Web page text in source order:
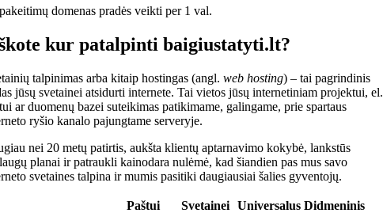
domenas pradės veikti per 1 val.
kur patalpinti baigiustatyti.lt?
talpinimas arba kitaip hostingas (angl. web hosting) – tai pagrindinis
jūsų svetainei atsidurti internete. Tai vietos jūsų internetiniam projektui, el.
ar duomenų bazei suteikimas patikimame, galingame, prie spartaus
ryšio kanalo pajungtame serveryje.
nei 20 metų patirtis, aukšta klientų aptarnavimo kokybė, lankstūs
planai ir patraukli kainodara nulėmė, kad šiandien pas mus savo
svetaines talpina ir mumis pasitiki daugiausiai šalies gyventojų.
Paštui Svetainei Universalus Didmeninis